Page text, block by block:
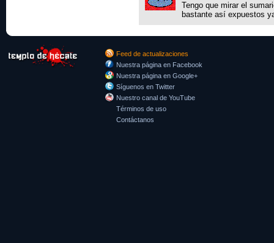
Tengo que mirar el
bastante así expuestos
Feed de actualizaciones
Nuestra página en Facebook
Nuestra página en Google+
Síguenos en Twitter
Nuestro canal de YouTube
Términos de uso
Contáctanos